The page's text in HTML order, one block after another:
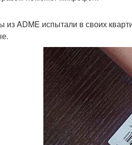
из ADME испытали в своих